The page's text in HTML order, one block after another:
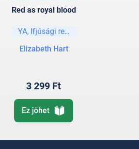
Red as royal blood
YA, Ifjúsági regények és elbeszélések
Elizabeth Hart
3 299 Ft
Ez jöhet